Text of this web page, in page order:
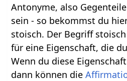
Antonyme, also
sein - so bekommst du
stoisch. Der Begriff
für eine Eigenschaft, die
Wenn du diese
dann können die